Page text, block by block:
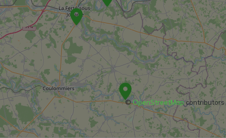
©OpenStreetMap contributors